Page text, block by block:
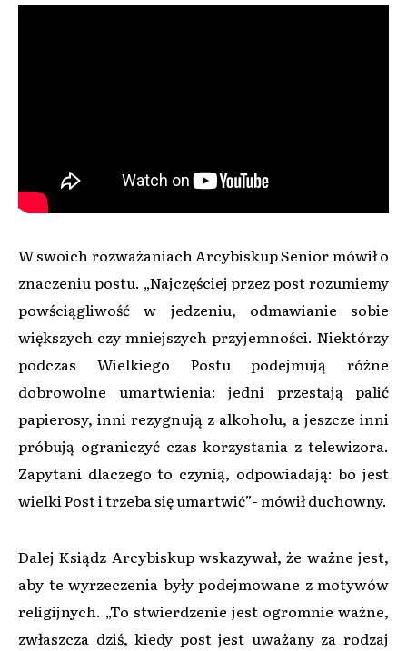
W swoich rozważaniach Arcybiskup Senior mówił o
znaczeniu postu. „Najczęściej przez post rozumiemy
powściągliwość w jedzeniu, odmawianie sobie
większych czy mniejszych przyjemności. Niektórzy
podczas Wielkiego Postu podejmują różne
dobrowolne umartwienia: jedni przestają palić
papierosy, inni rezygnują z alkoholu, a jeszcze inni
próbują ograniczyć czas korzystania z telewizora.
Zapytani dlaczego to czynią, odpowiadają: bo jest
wielki Post i trzeba się umartwić”- mówił duchowny.
Dalej Ksiądz Arcybiskup wskazywał, że ważne jest,
aby te wyrzeczenia były podejmowane z motywów
religijnych. „To stwierdzenie jest ogromnie ważne,
zwłaszcza dziś, kiedy post jest uważany za rodzaj